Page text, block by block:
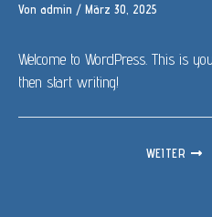
Von admin / März 30, 2025
Welcome to WordPress. This is
then start writing!
WEITER